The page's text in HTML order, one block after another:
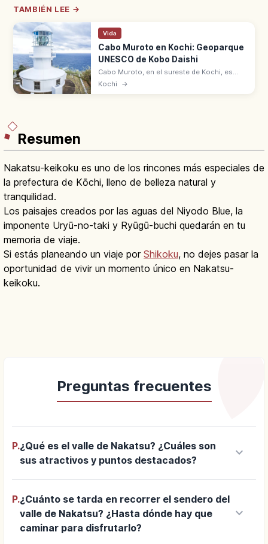
TAMBIÉN LEE →
Vida
Cabo Muroto en Kochi: Geoparque
UNESCO de Kobo Daishi
Cabo Muroto, en el sureste de Kochi, es
Geoparque Mundial UNESCO. Acantilados
Kochi →
Resumen
Nakatsu-keikoku es uno de los rincones más especiales de
la prefectura de Kōchi, lleno de belleza natural y
tranquilidad.
Los paisajes creados por las aguas del Niyodo Blue, la
imponente Uryū-no-taki y Ryūgū-buchi quedarán en tu
memoria de viaje.
Si estás planeando un viaje por Shikoku, no dejes pasar la
oportunidad de vivir un momento único en Nakatsu-
keikoku.
Preguntas frecuentes
P.¿Qué es el valle de Nakatsu? ¿Cuáles son
sus atractivos y puntos destacados?
keyboard_arrow_down
P.¿Cuánto se tarda en recorrer el sendero del
valle de Nakatsu? ¿Hasta dónde hay que
caminar para disfrutarlo?
keyboard_arrow_down